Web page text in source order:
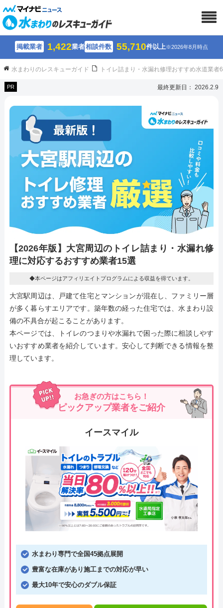
掲載業者 1,422業者相談件数 55,710件以上※2026年8月時点
水まわりのレスキューガイド トイレ詰まり・水漏れ修理おすすめ水道業
PR 最終更新日： 2026.2.9
【2026年版】大宮周辺のトイレ詰まり・水漏れ修
理に対応するおすすめ業者15選
◆本ページはアフィリエイトプログラムによる収益を得ています。
大宮駅周辺は、戸建て住宅とマンションが混在し、ファミリー層
が多く暮らすエリアです。築年数の経った住宅では、水まわり設
備の不具合が起こることがあります。
本ページでは、トイレのつまりや水漏れで困った際に相談しやす
いおすすめ業者を紹介しています。安心して判断できる情報を整
理しています。
お急ぎの方はこちら！
ピックアップ業者をご紹介
イースマイル
水まわり専門で全国45拠点展開
豊富な在庫があり施工までの対応が早い
最大10年で安心のダブル保証